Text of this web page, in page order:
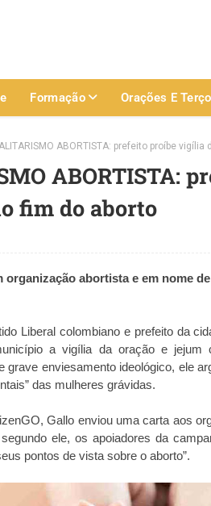
Formação Orações E
ABORTISTA: prefeito proíbe
ABORTISTA:
fim do aborto
organização abortista e em nome
Liberal colombiano e prefeito da
a vigília da oração e jejum
grave enviesamento ideológico, ele
das mulheres grávidas.
Gallo enviou uma carta aos
ele, os apoiadores da
pontos de vista sobre o aborto”.